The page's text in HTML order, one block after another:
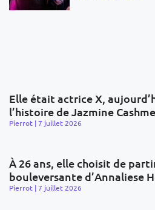
Elle était actrice X,
l’histoire de Jazmine
Pierrot 7 juillet 2026
À 26 ans, elle choisit de
bouleversante d’Annaliese
Pierrot 7 juillet 2026